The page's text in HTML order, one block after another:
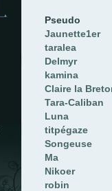
Pseudo
Jaunette1er
taralea
Delmyr
kamina
Claire la
Tara-Caliban
Luna
titpégaze
Songeuse
Ma
Nikoer
robin